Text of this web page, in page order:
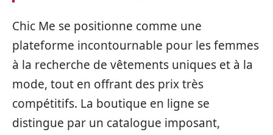
Chic Me se positionne comme une
plateforme incontournable pour les femmes
à la recherche de vêtements uniques et à la
mode, tout en offrant des prix très
compétitifs. La boutique en ligne se
distingue par un catalogue imposant,